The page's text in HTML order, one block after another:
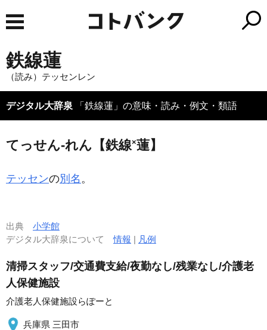
鉄線蓮
（読み）テッセンレン
デジタル大辞泉 「鉄線蓮」の意味・読み・例文・類語
てっせん‐れん【鉄線×蓮】
テッセンの別名 。
出典 小学館
デジタル大辞泉について情報 | 凡例
清掃スタッフ/交通費支給/夜勤なし/残業なし/介護老
人保健施設
介護老人保健施設らぽーと
兵庫県 三田市